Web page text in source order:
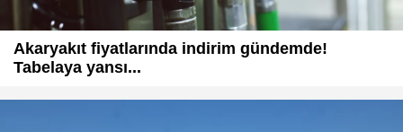
Akaryakıt fiyatlarında indirim gündemde!
Tabelaya yansı...